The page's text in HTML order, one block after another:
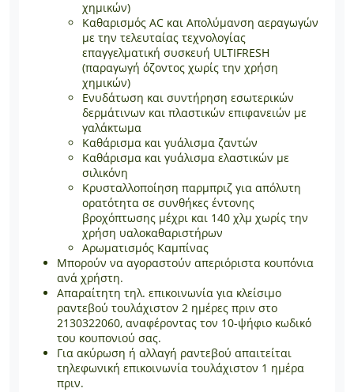
χημικών)
Καθαρισμός AC και Απολύμανση αεραγωγών
με την τελευταίας τεχνολογίας
επαγγελματική συσκευή ULTIFRESH
(παραγωγή όζοντος χωρίς την χρήση
χημικών)
Ενυδάτωση και συντήρηση εσωτερικών
δερμάτινων και πλαστικών επιφανειών με
γαλάκτωμα
Καθάρισμα και γυάλισμα ζαντών
Καθάρισμα και γυάλισμα ελαστικών με
σιλικόνη
Κρυσταλλοποίηση παρμπριζ για απόλυτη
ορατότητα σε συνθήκες έντονης
βροχόπτωσης μέχρι και 140 χλμ χωρίς την
χρήση υαλοκαθαριστήρων
Αρωματισμός Καμπίνας
Μπορούν να αγοραστούν απεριόριστα κουπόνια
ανά χρήστη.
Απαραίτητη τηλ. επικοινωνία για κλείσιμο
ραντεβού τουλάχιστον 2 ημέρες πριν στο
2130322060, αναφέροντας τον 10-ψήφιο κωδικό
του κουπονιού σας.
Για ακύρωση ή αλλαγή ραντεβού απαιτείται
τηλεφωνική επικοινωνία τουλάχιστον 1 ημέρα
πριν.